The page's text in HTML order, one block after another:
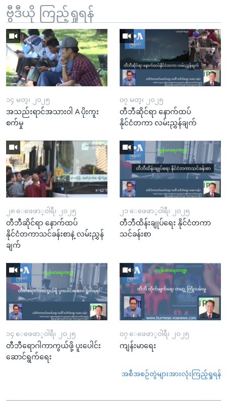
ဗွီဒီယို ကြည့်ရှုရန်
၁၄ မတ္၊ ၂၀၂၅
အသည်းရာင်အသားဝါ A ပိုးကူး
စက်မှု
၀၇ မတ္၊ ၂၀၂၅
တီဘီဆိုင်ရာ နောက်ထပ်
နိုင်ငံတကာ လမ်းညွှန်ချက်
၂၈ ေဖေဖာ္၀ါရီ၊ ၂၀၂၅
တီဘီဆိုင်ရာ နောက်ထပ်
နိုင်ငံတကာသင်ခန်းစာနဲ့ လမ်းညွှန်
ချက်
၂၁ ေဖေဖာ္၀ါရီ၊ ၂၀၂၅
တီဘီထိန်းချုပ်ရေး နိုင်ငံတကာ
သင်ခန်းစာ
၁၄ ေဖေဖာ္၀ါရီ၊ ၂၀၂၅
တီဘီရောဂါကာကွယ်ဖို့ ပူးပေါင်း
ဆောင်ရွက်ရေး
၀၇ ေဖေဖာ္၀ါရီ၊ ၂၀၂၅
ကျန်းမာရေး
အစီအစဉ်တွဲများအားလုံးကြည့်ရှုရန်